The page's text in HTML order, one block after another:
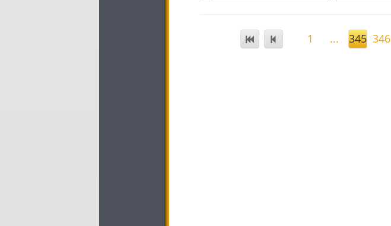
1 ... 345 346